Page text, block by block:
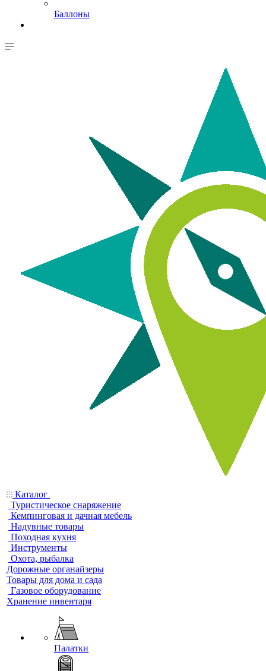
Баллоны
Каталог
Туристическое снаряжение
Кемпинговая и дачная мебель
Надувные товары
Походная кухня
Инструменты
Охота, рыбалка
Дорожные органайзеры
Товары для дома и сада
Газовое оборудование
Хранение инвентаря
Палатки